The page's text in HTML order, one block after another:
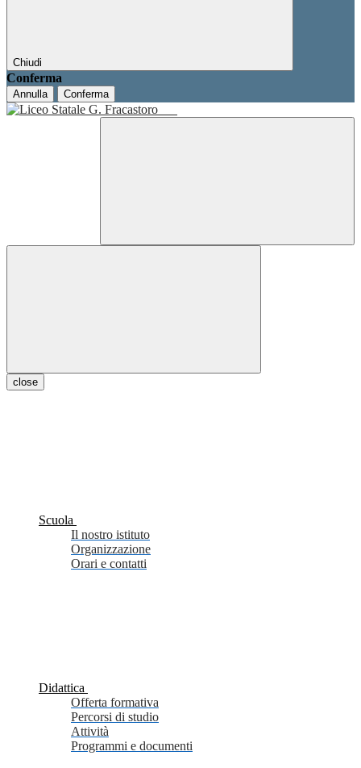
Chiudi
Conferma
Annulla Conferma
close
Scuola
Il nostro istituto
Organizzazione
Orari e contatti
Didattica
Offerta formativa
Percorsi di studio
Attività
Programmi e documenti